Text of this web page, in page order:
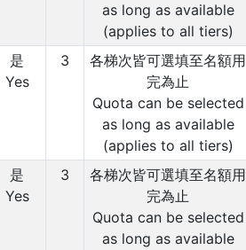
as long as available
(applies to all tiers)
是
Yes
3
各梯次皆可選填至名額用
完為止
Quota can be selected
as long as available
(applies to all tiers)
是
Yes
3
各梯次皆可選填至名額用
完為止
Quota can be selected
as long as available